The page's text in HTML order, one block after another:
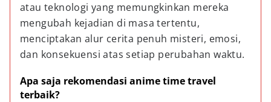
atau teknologi yang memungkinkan mereka
mengubah kejadian di masa tertentu,
menciptakan alur cerita penuh misteri, emosi,
dan konsekuensi atas setiap perubahan waktu.
Apa saja rekomendasi anime time travel
terbaik?